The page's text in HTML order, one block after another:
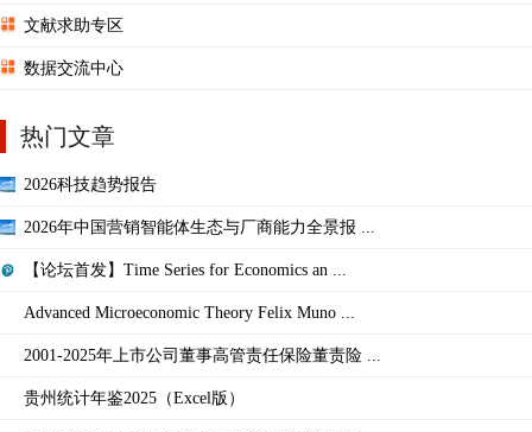
文献求助专区
数据交流中心
热门文章
2026科技趋势报告
2026年中国营销智能体生态与厂商能力全景报 ...
【论坛首发】Time Series for Economics an ...
Advanced Microeconomic Theory Felix Muno ...
2001-2025年上市公司董事高管责任保险董责险 ...
贵州统计年鉴2025（Excel版）